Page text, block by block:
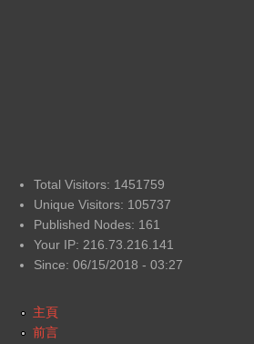
Total Visitors: 1451759
Unique Visitors: 105737
Published Nodes: 161
Your IP: 216.73.216.141
Since: 06/15/2018 - 03:27
主頁
前言